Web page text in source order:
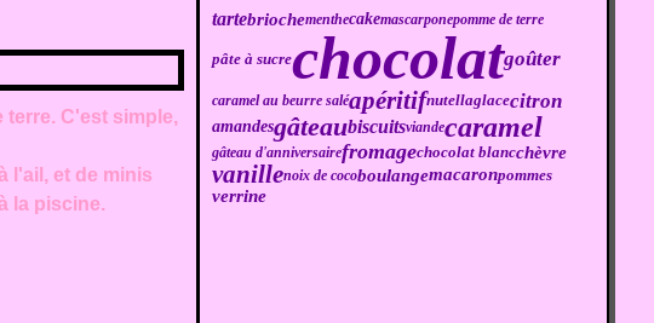
C'est simple,
l'ail, et de minis
la piscine.
tartebriochementhecakemascarponepomme de terre
pâte à sucrechocolatgoûter
caramel au beurre saléapéritifnutellaglacecitron
amandesgâteaubiscuitsviandecaramel
gâteau d'anniversairefromagechocolat blancchèvre
vanillenoix de cocoboulangemacaronpommes
verrine